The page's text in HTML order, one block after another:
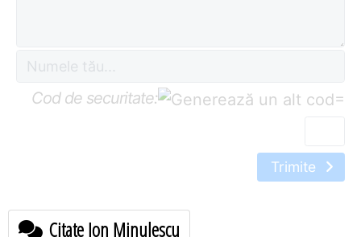
Cod de securitate: =
Trimite
Citate Ion Minulescu